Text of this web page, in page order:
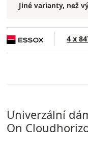
Jiné varianty, než
4 x
Univerzální
On